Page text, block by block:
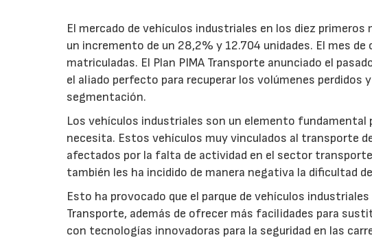
El mercado de vehículos industriales en los diez
un incremento de un 28,2% y 12.704 unidades. El mes
matriculadas. El Plan PIMA Transporte anunciado el
el aliado perfecto para recuperar los volúmenes perdidos
segmentación.
Los vehículos industriales son un elemento fundamental
necesita. Estos vehículos muy vinculados al transporte
afectados por la falta de actividad en el sector
también les ha incidido de manera negativa la dificultad
Esto ha provocado que el parque de vehículos
Transporte, además de ofrecer más facilidades para
con tecnologías innovadoras para la seguridad en las